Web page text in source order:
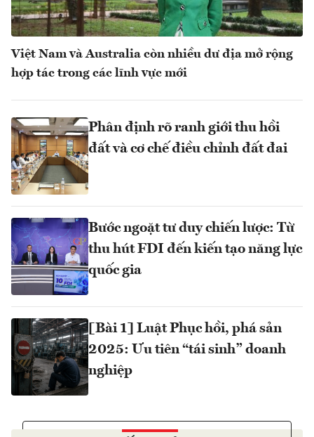
Việt Nam và Australia còn nhiều dư địa mở rộng
hợp tác trong các lĩnh vực mới
Phân định rõ ranh giới thu hồi
đất và cơ chế điều chỉnh đất đai
Bước ngoặt tư duy chiến lược: Từ
thu hút FDI đến kiến tạo năng lực
quốc gia
[Bài 1] Luật Phục hồi, phá sản
2025: Ưu tiên “tái sinh” doanh
nghiệp